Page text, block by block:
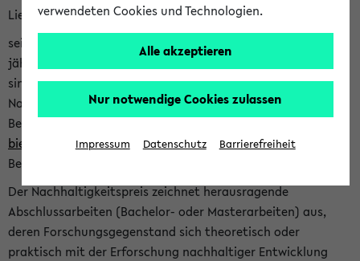
Liebe Studierende,
seit 2023 verleiht das Rektorat der Universität Bielefeld
jährlich den Nachhaltigkeitspreis für Abschlussarbeiten. Sie
sind herzlich eingeladen sich mit Ihrer Abschlussarbeit beim
Nachhaltigkeitsbüro zu bewerben. Bitte nutzen Sie für Ihre
Bewerbung dieses Formular<https://formulare.uni-
bielefeld.de/frontend-server/form/provide/913/>. Die
Bewerbungsfrist endet am 30.09.2026.
Der Nachhaltigkeitspreis zeichnet herausragende
Abschlussarbeiten (Bachelor- oder Masterarbeiten) aus,
deren Forschungsgegenstand sich theoretisch oder
praktisch mit der Erforschung nachhaltiger Entwicklung
verwendeten Cookies und Technologien.
Alle akzeptieren
Nur notwendige Cookies zulassen
Impressum Datenschutz Barrierefreiheit